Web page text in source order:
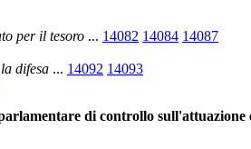
per il tesoro ... 14082 14084 14087
difesa ... 14092 14093
di controllo sull'attuazione